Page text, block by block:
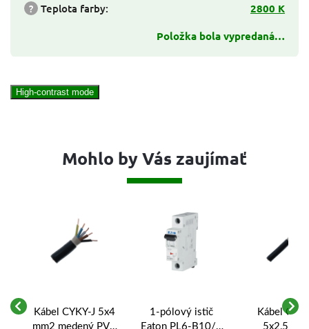
? Teplota farby:
2800 K
Položka bola vypredaná…
High-contrast mode
Mohlo by Vás zaujímať
Kábel CYKY-J 5x4
mm2 medený PVC
1-pólový istič
Eaton PL6-B10/1
Kábel
5x2,5